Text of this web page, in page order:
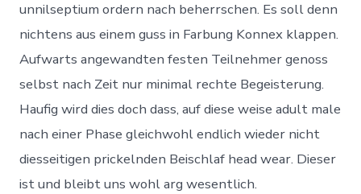
unnilseptium ordern nach beherrschen. Es soll denn
nichtens aus einem guss in Farbung Konnex klappen.
Aufwarts angewandten festen Teilnehmer genoss
selbst nach Zeit nur minimal rechte Begeisterung.
Haufig wird dies doch dass, auf diese weise adult male
nach einer Phase gleichwohl endlich wieder nicht
diesseitigen prickelnden Beischlaf head wear. Dieser
ist und bleibt uns wohl arg wesentlich.